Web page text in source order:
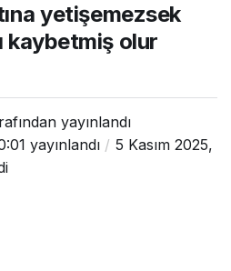
sevabını kaybetmiş olur
muyuz?
yetişemezsek
kaybetmiş olur
yayınlandı
yayınlandı
5 Kasım 2025,